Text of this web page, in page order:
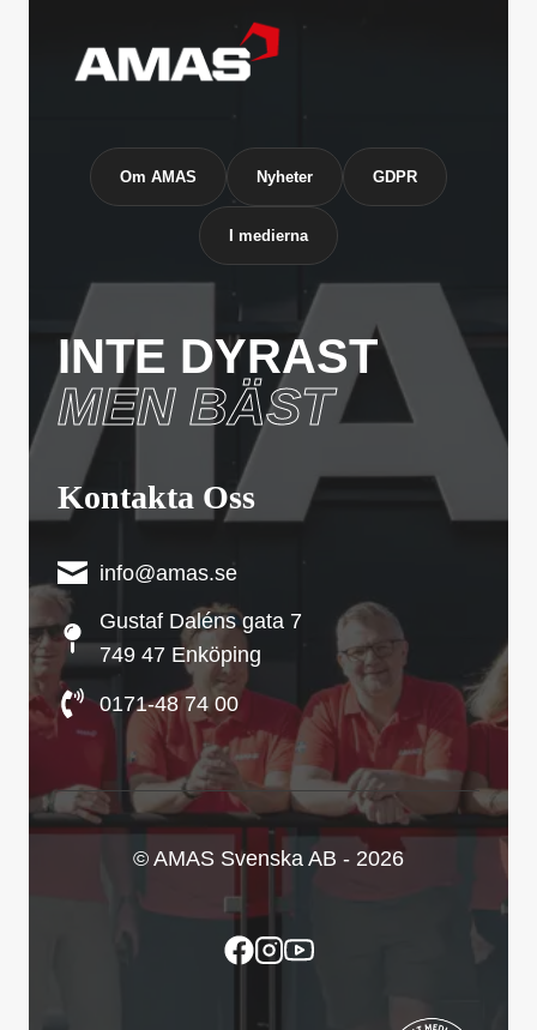
Om AMAS Nyheter GDPR
I medierna
INTE DYRAST
MEN BÄST
Kontakta Oss
info@amas.se
Gustaf Daléns gata 7
749 47 Enköping
0171-48 74 00
© AMAS Svenska AB - 2026